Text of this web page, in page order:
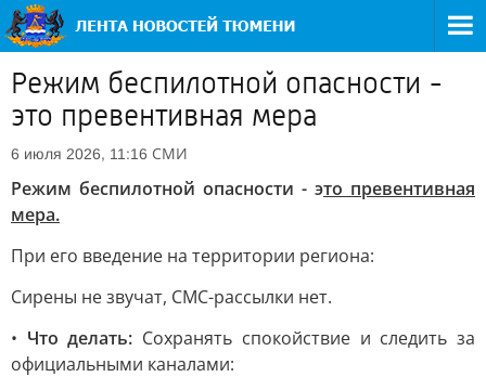
Режим беспилотной опасности -
это превентивная мера
6 июля 2026, 11:16 СМИ
Режим беспилотной опасности - это превентивная
мера.
При его введение на территории региона:
Сирены не звучат, СМС-рассылки нет.
• Что делать: Сохранять спокойствие и следить за
официальными каналами: